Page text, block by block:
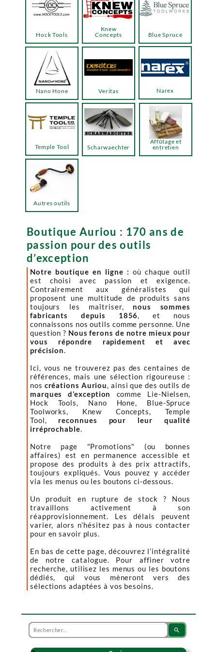
Boutique Auriou : 170 ans de
passion pour des outils
d’exception
Notre boutique en ligne : où chaque outil
est choisi avec passion et exigence.
Contrairement aux généralistes qui
proposent une multitude de produits sans
toujours les maîtriser, nous sommes
fabricants depuis 1856, et nous
connaissons nos outils comme personne. Une
question ? Nous ferons de notre mieux pour
vous répondre rapidement et avec
précision.
Ici, vous ne trouverez pas des centaines de
références, mais une sélection rigoureuse :
nos créations Auriou, ainsi que des outils de
marques d’exception
comme Lie-Nielsen,
Hock Tools, Nano Hone, Blue-Spruce
Toolworks, Knew Concepts, Temple
Tool, reconnues pour leur qualité
irréprochable.
Notre page "Promotions" (ou bonnes
affaires) est en permanence accessible et
propose des produits à des prix attractifs,
toujours expliqués. Vous pouvez y accéder
via les menus ou les boutons ci-dessous.
Un produit en rupture de stock ? Nous
travaillons activement à son
réapprovisionnement. Les délais peuvent
varier, alors n’hésitez pas à nous contacter
pour en savoir plus.
En bas de cette page, découvrez l’intégralité
de notre catalogue. Pour affiner votre
recherche, utilisez les menus ou les boutons
dédiés, qui vous mèneront vers des
sélections adaptées à vos besoins.
Hock Tools
Knew
Concepts
Temple Tool
Blue Spruce
Narex
Veritas
Nano Hone
Autres outils
Scharwaechter
Affûtage et
entretien
search